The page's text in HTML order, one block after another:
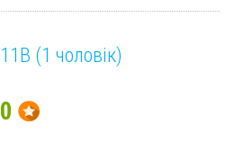
11В (1 чоловік)
0